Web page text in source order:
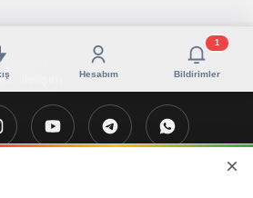
Hesabım Bildirimler
1
Yalova Güncel Haber Aittir !